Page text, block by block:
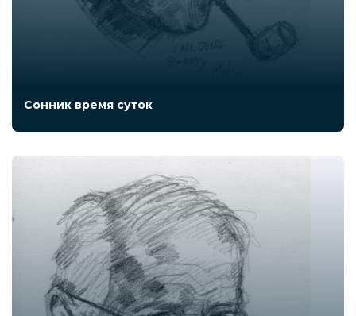
Сонник время суток